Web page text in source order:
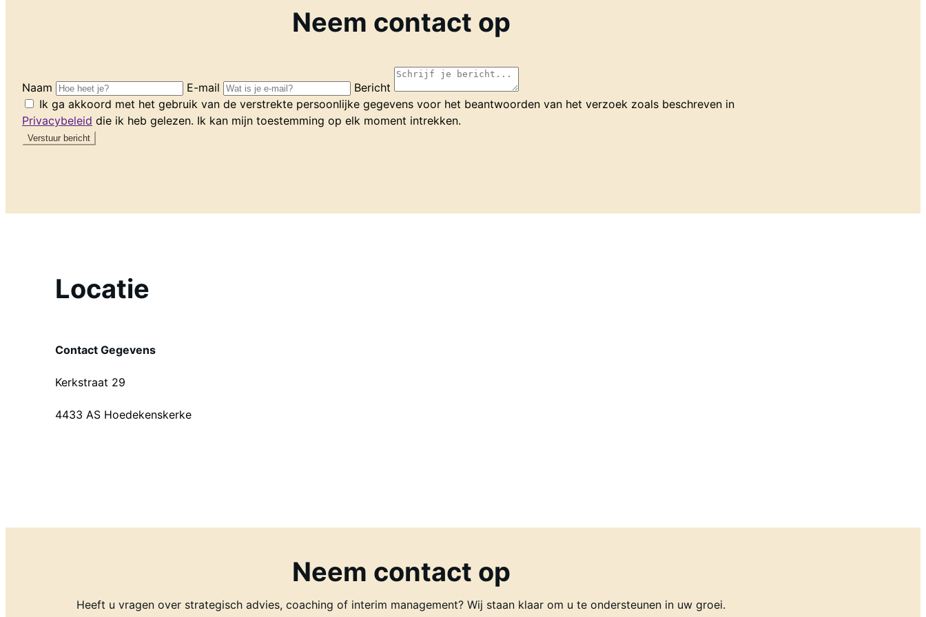
Neem contact op
Naam E-mail
Bericht
Ik ga akkoord met het gebruik van de verstrekte persoonlijke gegevens voor het beantwoorden van het verzoek zoals beschreven in
Privacybeleid die ik heb gelezen. Ik kan mijn toestemming op elk moment intrekken.
Locatie
Contact Gegevens
Kerkstraat 29
4433 AS Hoedekenskerke
Neem contact op
Heeft u vragen over strategisch advies, coaching of interim management? Wij staan klaar om u te ondersteunen in uw groei.